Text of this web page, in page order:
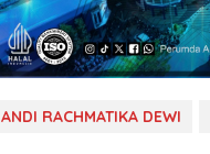
ANDI RACHMATIKA DEWI